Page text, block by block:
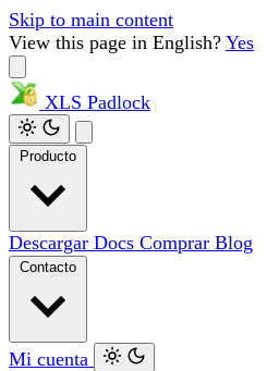
Skip to main content
View this page in English? Yes
XLS Padlock
Descargar Docs Comprar Blog
Mi cuenta